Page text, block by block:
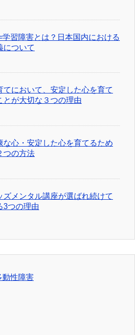
学習障害とは？日本国内における
について
てにおいて、安定した心を育て
とが大切な３つの理由
な心・安定した心を育てるため
つの方法
ズメンタル講座が選ばれ続けて
3つの理由
動性障害